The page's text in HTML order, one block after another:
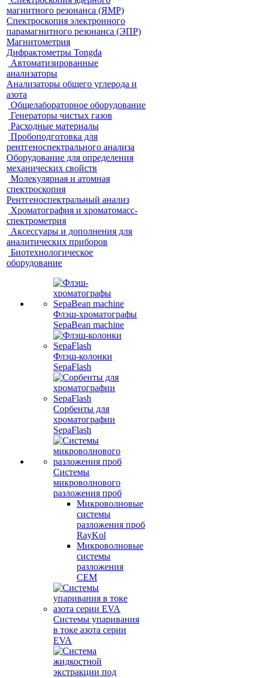
магнитного резонанса (ЯМР)
Спектроскопия электронного
парамагнитного резонанса (ЭПР)
Магнитометрия
Дифрактометры Tongda
Автоматизированные
анализаторы
Анализаторы общего углерода и
азота
Общелабораторное оборудование
Генераторы чистых газов
Расходные материалы
Пробоподготовка для
рентгеноспектрального анализа
Оборудование для определения
механических свойств
Молекулярная и атомная
спектроскопия
Рентгеноспектральный анализ
Хроматография и хроматомасс-
спектрометрия
Аксессуары и дополнения для
аналитических приборов
Биотехнологическое
оборудование
Флэш-хроматографы
SepaBean machine
Флэш-колонки
SepaFlash
Сорбенты для
хроматографии
SepaFlash
Системы
микроволнового
разложения проб
Микроволновые
системы
разложения проб
RayKol
Микроволновые
системы
разложения
CEM
Системы упаривания
в токе азота серии
EVA